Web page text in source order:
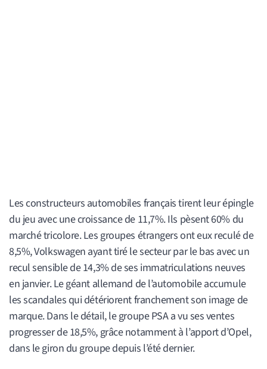
Les constructeurs automobiles français tirent leur épingle
du jeu avec une croissance de 11,7%. Ils pèsent 60% du
marché tricolore. Les groupes étrangers ont eux reculé de
8,5%, Volkswagen ayant tiré le secteur par le bas avec un
recul sensible de 14,3% de ses immatriculations neuves
en janvier. Le géant allemand de l’automobile accumule
les scandales qui détériorent franchement son image de
marque. Dans le détail, le groupe PSA a vu ses ventes
progresser de 18,5%, grâce notamment à l’apport d’Opel,
dans le giron du groupe depuis l’été dernier.